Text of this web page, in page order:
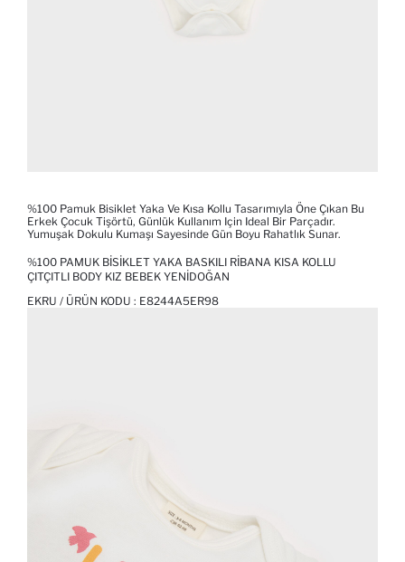
%100 Pamuk Bisiklet Yaka Ve Kısa Kollu Tasarımıyla Öne Çıkan Bu
Erkek Çocuk Tişörtü, Günlük Kullanım Için Ideal Bir Parçadır.
Yumuşak Dokulu Kumaşı Sayesinde Gün Boyu Rahatlık Sunar.
%100 PAMUK BISIKLET YAKA BASKILI RIBANA KISA KOLLU
ÇITÇITLI BODY KIZ BEBEK YENIDOĞAN
EKRU / ÜRÜN KODU : E8244A5ER98